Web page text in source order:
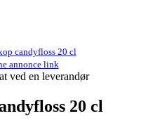
candyfloss 20 cl
annonce link
ved en leverandør
20 cl